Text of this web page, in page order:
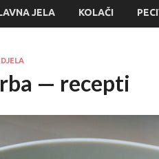
JELA KOLAČI
— recepti